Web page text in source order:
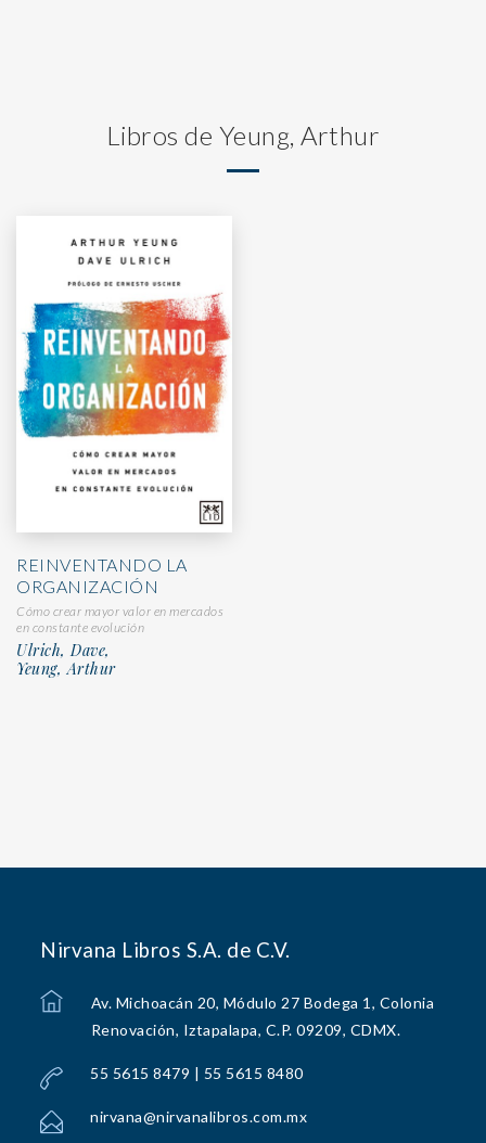
Libros de Yeung, Arthur
REINVENTANDO LA
ORGANIZACIÓN
Cómo crear mayor valor en mercados
en constante evolución
Ulrich, Dave,
Yeung, Arthur
Nirvana Libros S.A. de C.V.
Av. Michoacán 20, Módulo 27 Bodega 1, Colonia
Renovación, Iztapalapa, C.P. 09209, CDMX.
55 5615 8479 | 55 5615 8480
nirvana@nirvanalibros.com.mx